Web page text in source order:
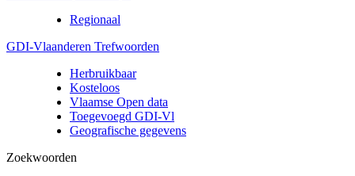
Regionaal
GDI-Vlaanderen Trefwoorden
Herbruikbaar
Kosteloos
Vlaamse Open data
Toegevoegd GDI-Vl
Geografische gegevens
Zoekwoorden